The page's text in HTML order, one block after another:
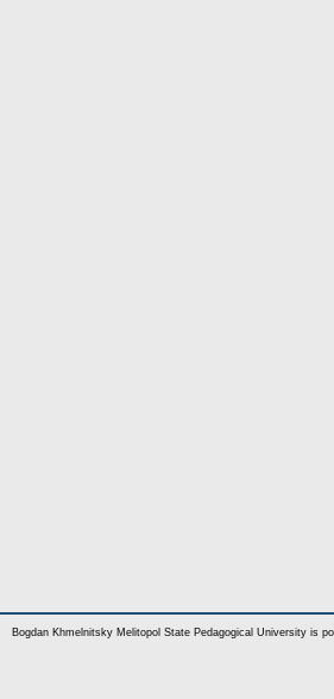
Bogdan Khmelnitsky Melitopol State Pedagogical University is